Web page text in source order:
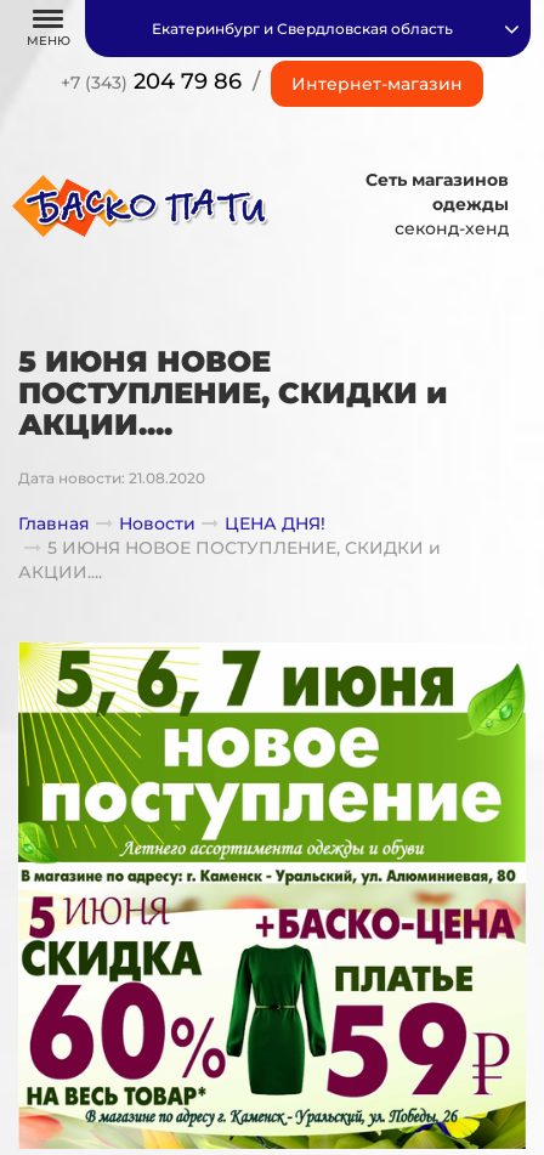
МЕНЮ
+7 (343) 204 79 86 / Интернет-магазин
Екатеринбург и Свердловская область
Сеть магазинов
одежды
секонд-хенд
5 ИЮНЯ НОВОЕ
ПОСТУПЛЕНИЕ, СКИДКИ и
АКЦИИ....
Дата новости: 21.08.2020
Главная Новости
ЦЕНА ДНЯ!
5 ИЮНЯ НОВОЕ ПОСТУПЛЕНИЕ, СКИДКИ и
АКЦИИ....